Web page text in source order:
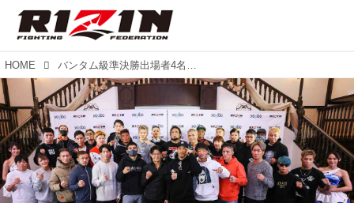
HOME バンタム級準決勝出場者4名を含む、全選手が計量クリア！Yogibo presents RIZIN.33 公開計量結果